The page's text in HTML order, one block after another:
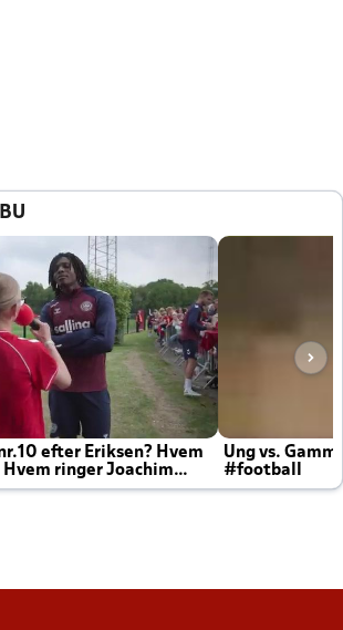
efter Eriksen? Hvem
ringer Joachim
Ung vs.
#football